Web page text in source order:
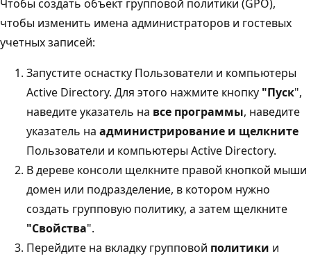
Чтобы создать объект групповой политики (GPO),
чтобы изменить имена администраторов и гостевых
учетных записей:
Запустите оснастку Пользователи и компьютеры
Active Directory. Для этого нажмите кнопку "Пуск",
наведите указатель на все программы, наведите
указатель на администрирование и щелкните
Пользователи и компьютеры Active Directory.
В дереве консоли щелкните правой кнопкой мыши
домен или подразделение, в котором нужно
создать групповую политику, а затем щелкните
"Свойства".
Перейдите на вкладку групповой политики и